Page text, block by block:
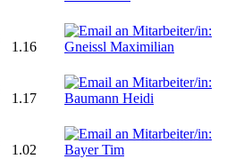
1.16
1.17
1.02